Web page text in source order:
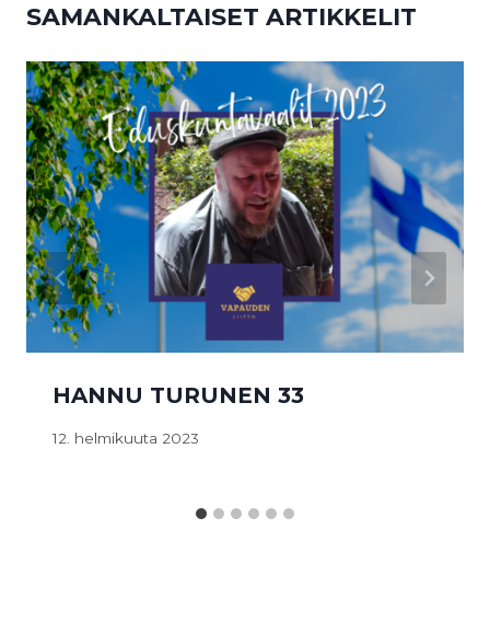
SAMANKALTAISET ARTIKKELIT
HANNU TURUNEN 33
12. helmikuuta 2023